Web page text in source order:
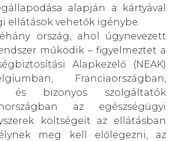
alapján a kártyával
ellátások vehetők igénybe.
ország, ahol úgynevezett
működik – figyelmeztet a
Alapkezelő (NEAK)
Franciaországban,
és bizonyos szolgáltatók
az egészségügyi
költségeit az ellátásban
meg kell előlegezni, az